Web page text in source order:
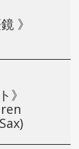
》
》